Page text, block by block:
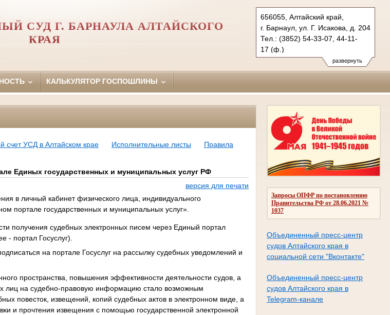
развернуть
656055, Алтайский край,
г. Барнаул, ул. Г. Исакова, д. 204
Тел.: (3852) 54-33-07, 44-11-
17 (ф.)
leninsky.alt@sudrf.ru
СУД Г. БАРНАУЛА АЛТАЙСКОГО
КРАЯ
КАЛЬКУЛЯТОР ГОСПОШЛИНЫ
Запросы ОПФР по постановлению
Правительства РФ от 28.06.2021 №
1037
Объединенный пресс-центр
судов Алтайского края в
социальной сети "Вконтакте"
Объединенный пресс-центр
судов Алтайского края в
Telegram-канале
счет УСД в Алтайском крае Исполнительные листы
Правила
Единых государственных и муниципальных услуг РФ
версия для печати
в личный кабинет физического лица, индивидуального
портале государственных и муниципальных услуг».
получения судебных электронных писем через Единый портал
- портал Госуслуг).
на портале Госуслуг на рассылку судебных уведомлений и
пространства, повышения эффективности деятельности судов, а
лиц на судебно-правовую информацию стало возможным
повесток, извещений, копий судебных актов в электронном виде, а
и прочтения извещения с помощью государственной электронной